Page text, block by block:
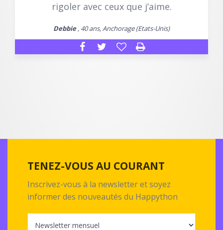
rigoler avec ceux que j’aime.
Debbie, 40 ans, Anchorage (Etats-Unis)
TENEZ-VOUS AU COURANT
Inscrivez-vous à la newsletter et soyez
informer des nouveautés du Happython